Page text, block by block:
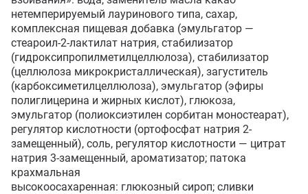
нетемперируемый лауринового типа, сахар,
комплексная пищевая добавка (эмульгатор —
стеароил-2-лактилат натрия, стабилизатор
(гидроксипропилметилцеллюлоза), стабилизатор
(целлюлоза микрокристаллическая), загуститель
(карбоксиметилцеллюлоза), эмульгатор (эфиры
полиглицерина и жирных кислот), глюкоза,
эмульгатор (полиоксиэтилен сорбитан моностеарат),
регулятор кислотности (ортофосфат натрия 2-
замещенный), соль, регулятор кислотности — цитрат
натрия 3-замещенный, ароматизатор; патока
крахмальная
высокоосахаренная: глюкозный сироп; сливки